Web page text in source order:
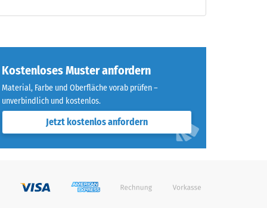
(BS 7188)
Kostenloses Muster anfordern
Material, Farbe und Oberfläche vorab prüfen –
unverbindlich und kostenlos.
Jetzt kostenlos anfordern